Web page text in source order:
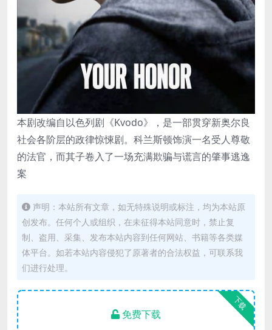
本剧改编自以色列剧《Kvodo》，是一部贯穿新奥尔良
社会各阶层的政律惊悚剧。科兰斯顿饰演一名受人尊敬
的法官，而其子卷入了一场充满欺骗与谎言的肇事逃逸
案
声明：本站所有文章，如无特殊说明或标注，均为本站原
创发布。任何个人或组织，在未征得本站同意时，禁止复
制、盗用、采集、发布本站内容到任何网站、书籍等各类媒
体平台。如若本站内容侵犯了原著者的合法权益，可联系我
们进行处理。
下载
免费下载